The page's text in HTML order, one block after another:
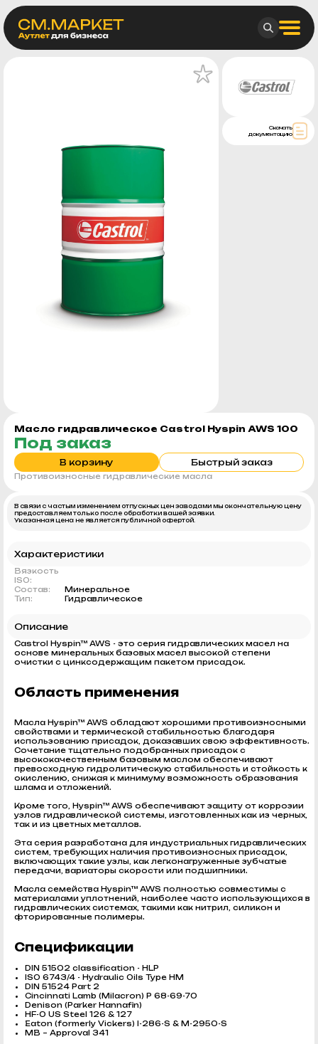
Масло гидравлическое Castrol Hyspin AWS 100
Под заказ
В корзину Быстрый заказ
Противоизносные гидравлические масла
Скачать
документацию
В связи с частым изменением отпускных цен заводами мы окончательную цену
предоставляем только после обработки вашей заявки.
Указанная цена не является публичной офертой.
Характеристики
Вязкость
ISO:
Состав:
Минеральное
Тип:
Гидравлическое
Описание
Castrol Hyspin™ AWS - это серия гидравлических масел на
основе минеральных базовых масел высокой степени
очистки с цинксодержащим пакетом присадок.
Область применения
Масла Hyspin™ AWS обладают хорошими противоизносными
свойствами и термической стабильностью благодаря
использованию присадок, доказавших свою эффективность.
Сочетание тщательно подобранных присадок с
высококачественным базовым маслом обеспечивают
превосходную гидролитическую стабильность и стойкость к
окислению, снижая к минимуму возможность образования
шлама и отложений.
Кроме того, Hyspin™ AWS обеспечивают защиту от коррозии
узлов гидравлической системы, изготовленных как из черных,
так и из цветных металлов.
Эта серия разработана для индустриальных гидравлических
систем, требующих наличия противоизносных присадок,
включающих такие узлы, как легконагруженные зубчатые
передачи, вариаторы скорости или подшипники.
Масла семейства Hyspin™ AWS полностью совместимы с
материалами уплотнений, наиболее часто использующихся в
гидравлических системах, такими как нитрил, силикон и
фторированные полимеры.
Спецификации
DIN 51502 classification - HLP
ISO 6743/4 - Hydraulic Oils Type HM
DIN 51524 Part 2
Cincinnati Lamb (Milacron) P 68-69-70
Denison (Parker Hannafin)
HF-0 US Steel 126 & 127
Eaton (formerly Vickers) I-286-S & M-2950-S
MB – Approval 341